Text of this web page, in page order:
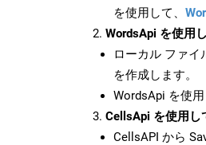
を使用して、
WordsApi を使用
ローカル ファイ
を作成します。
WordsApi を使
CellsApi を使用し
CellsAPI から